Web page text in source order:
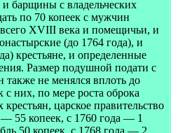
барщины с владельческих
по 70 копеек с мужчин
XVIII века и помещичьи, и
(до 1764 года), и
крестьяне, и определенные
Размер подушной подати с
также не менялся вплоть до
с них, по мере роста оброка
царское правительство
— 55 копеек, с 1760 года — 1